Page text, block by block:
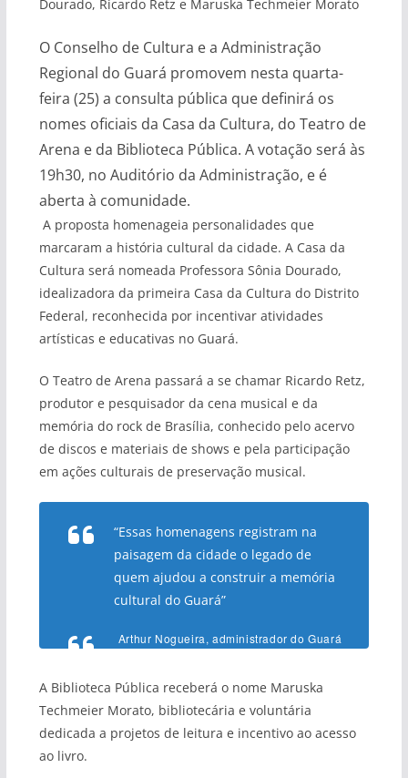
Dourado, Ricardo Retz e Maruska Techmeier Morato
O Conselho de Cultura e a Administração
Regional do Guará promovem nesta quarta-
feira (25) a consulta pública que definirá os
nomes oficiais da Casa da Cultura, do Teatro de
Arena e da Biblioteca Pública. A votação será às
19h30, no Auditório da Administração, e é
aberta à comunidade.
A proposta homenageia personalidades que
marcaram a história cultural da cidade. A Casa da
Cultura será nomeada Professora Sônia Dourado,
idealizadora da primeira Casa da Cultura do Distrito
Federal, reconhecida por incentivar atividades
artísticas e educativas no Guará.
O Teatro de Arena passará a se chamar Ricardo Retz,
produtor e pesquisador da cena musical e da
memória do rock de Brasília, conhecido pelo acervo
de discos e materiais de shows e pela participação
em ações culturais de preservação musical.
“Essas homenagens registram na
paisagem da cidade o legado de
quem ajudou a construir a memória
cultural do Guará”
Arthur Nogueira, administrador do Guará
A Biblioteca Pública receberá o nome Maruska
Techmeier Morato, bibliotecária e voluntária
dedicada a projetos de leitura e incentivo ao acesso
ao livro.